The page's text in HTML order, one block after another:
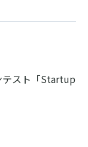
テスト「Startup